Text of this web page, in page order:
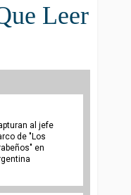
Leer
al jefe
de "Los
en